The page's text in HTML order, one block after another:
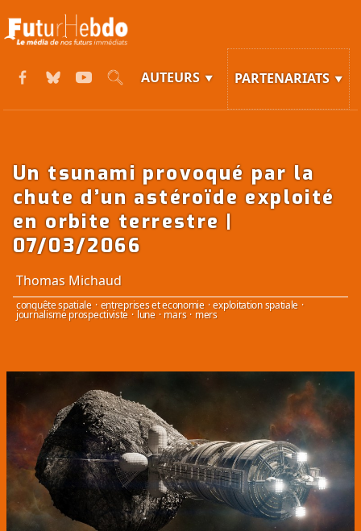
AUTEURS PARTENARIATS
Un tsunami provoqué par la
chute d’un astéroïde exploité
en orbite terrestre |
07/03/2066
Thomas Michaud
conquête spatiale · entreprises et economie · exploitation spatiale ·
journalisme prospectiviste · lune · mars · mers